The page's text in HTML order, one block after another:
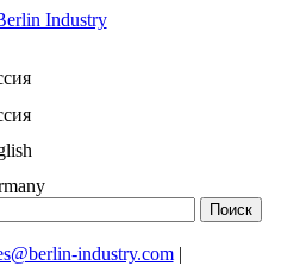
industry.com|